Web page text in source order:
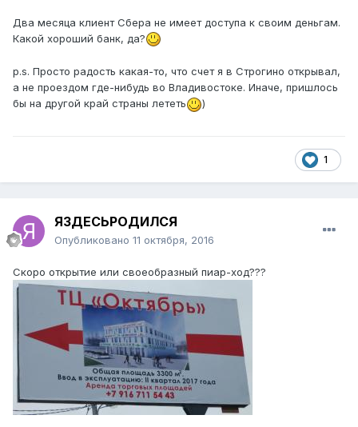
Два месяца клиент Сбера не имеет доступа к своим деньгам.
Какой хороший банк, да?
p.s. Просто радость какая-то, что счет я в Строгино открывал,
а не проездом где-нибудь во Владивостоке. Иначе, пришлось
бы на другой край страны лететь
)
1
ЯЗДЕСЬРОДИЛСЯ
Опубликовано 11 октября, 2016
Скоро открытие или своеобразный пиар-ход???